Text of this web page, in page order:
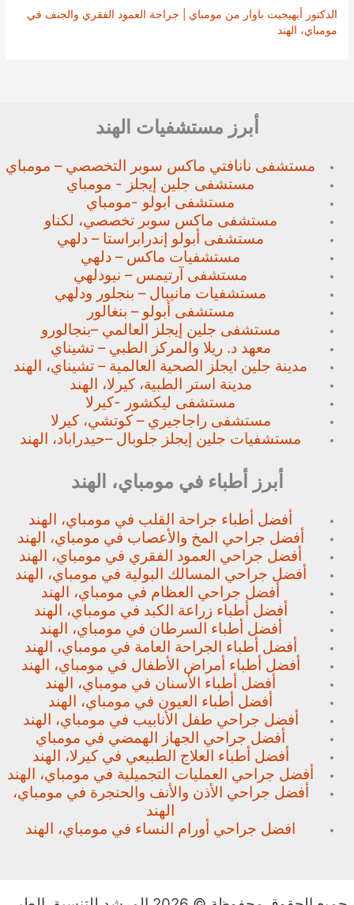
الدكتور أبهيجيت باوار من مومباي | جراحة العمود الفقري والجنف في
مومباي، الهند
أبرز مستشفيات الهند
مستشفى نانافتي ماكس سوبر التخصصي – مومباي
مستشفى جلين إيجلز - مومباي
مستشفى ابولو -مومباي
مستشفى ماكس سوبر تخصصي، لكناو
مستشفى أبولو إندرابراستا – دلهي
مستشفيات ماكس – دلهي
مستشفى آرتيمس – نيودلهي
مستشفيات مانيبال – بنجلور ودلهي
مستشفى أبولو – بنغالور
مستشفى جلين إيجلز العالمي –بنجالورو
معهد د. ريلا والمركز الطبي – تشيناي
مدينة جلين ايجلز الصحية العالمية – تشيناي، الهند
مدينة استر الطبية، كيرلا، الهند
مستشفى ليكشور -كيرلا
مستشفى راجاجيري – كوتشي، كيرلا
مستشفيات جلين إيجلز جلوبال –حيدراباد، الهند
أبرز أطباء في مومباي، الهند
أفضل أطباء جراحة القلب في مومباي، الهند
أفضل جراحي المخ والأعصاب في مومباي، الهند
أفضل جراحي العمود الفقري في مومباي، الهند
أفضل جراحي المسالك البولية في مومباي، الهند
أفضل جراحي العظام في مومباي، الهند
أفضل أطباء زراعة الكبد في مومباي، الهند
أفضل أطباء السرطان في مومباي، الهند
أفضل أطباء الجراحة العامة في مومباي، الهند
أفضل أطباء أمراض الأطفال في مومباي، الهند
أفضل أطباء الأسنان في مومباي، الهند
أفضل أطباء العيون في مومباي، الهند
أفضل جراحي طفل الأنابيب في مومباي، الهند
أفضل جراحي الجهاز الهمضي في مومباي
أفضل أطباء العلاج الطبيعي في كيرلا، الهند
أفضل جراحي العمليات التجميلية في مومباي، الهند
أفضل جراحي الأذن والأنف والحنجرة في مومباي،
الهند
افضل جراحي أورام النساء في مومباي، الهند